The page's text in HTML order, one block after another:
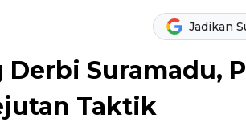
Jadikan
Suramadu,
Taktik